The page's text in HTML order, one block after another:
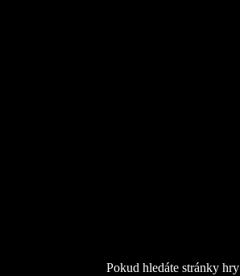
Pokud hledáte stránky hry